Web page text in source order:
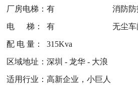
厂房电梯：有 消防防
电 梯： 有 无尘车
配 电 量： 315Kva
区域地址：深圳 - 龙华 - 大浪
适用行业：高新企业，小巨人